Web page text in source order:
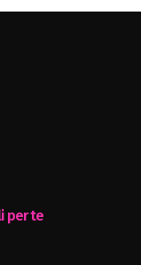
per te